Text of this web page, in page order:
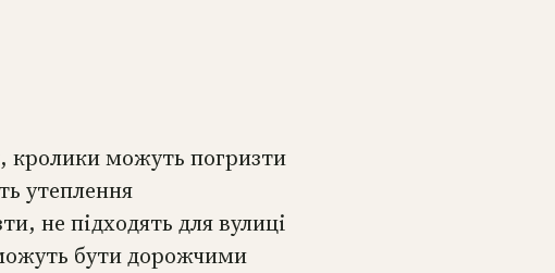
кролики можуть погризти
утеплення
не підходять для вулиці
бути дорожчими